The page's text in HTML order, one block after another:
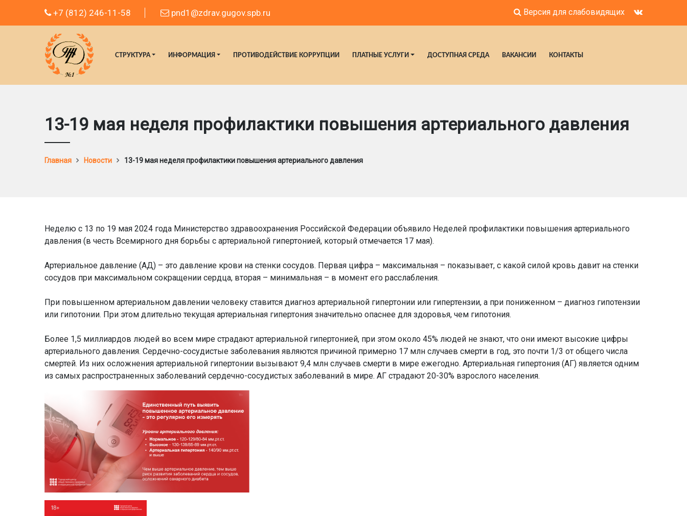
+7 (812) 246-11-58 pnd1@zdrav.gugov.spb.ru Версия для слабовидящих
СТРУКТУРА ИНФОРМАЦИЯ ПРОТИВОДЕЙСТВИЕ КОРРУПЦИИ ПЛАТНЫЕ УСЛУГИ ДОСТУПНАЯ СРЕДА ВАКАНСИИ КОНТАКТЫ
13-19 мая неделя профилактики повышения артериального давления
Главная Новости 13-19 мая неделя профилактики повышения артериального давления
Неделю с 13 по 19 мая 2024 года Министерство здравоохранения Российской Федерации объявило Неделей профилактики повышения артериального
давления (в честь Всемирного дня борьбы с артериальной гипертонией, который отмечается 17 мая).
Артериальное давление (АД) – это давление крови на стенки сосудов. Первая цифра – максимальная – показывает, с какой силой кровь давит на стенки
сосудов при максимальном сокращении сердца, вторая – минимальная – в момент его расслабления.
При повышенном артериальном давлении человеку ставится диагноз артериальной гипертонии или гипертензии, а при пониженном – диагноз гипотензии
или гипотонии. При этом длительно текущая артериальная гипертония значительно опаснее для здоровья, чем гипотония.
Более 1,5 миллиардов людей во всем мире страдают артериальной гипертонией, при этом около 45% людей не знают, что они имеют высокие цифры
артериального давления. Cердечно-сосудистые заболевания являются причиной примерно 17 млн случаев смерти в год, это почти 1/3 от общего числа
смертей. Из них осложнения артериальной гипертонии вызывают 9,4 млн случаев смерти в мире ежегодно. Артериальная гипертония (АГ) является одним
из самых распространенных заболеваний сердечно-сосудистых заболеваний в мире. АГ страдают 20-30% взрослого населения.